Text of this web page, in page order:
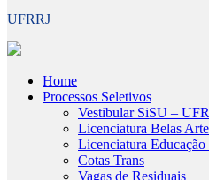
UFRRJ
Home
Processos Seletivos
Vestibular SiSU –
Licenciatura Belas
Licenciatura
Cotas Trans
Vagas de Residuais